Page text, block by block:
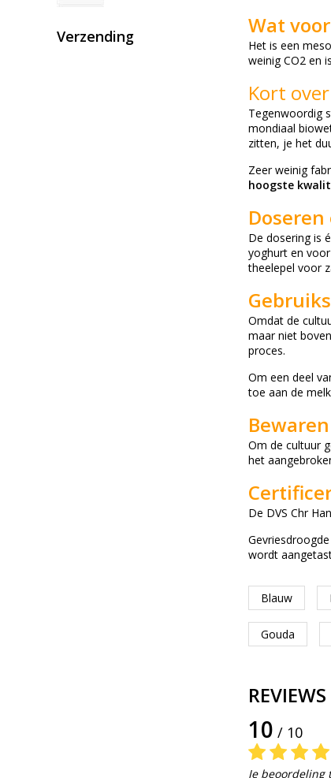
Verzending Wat
Het is een
weinig CO2 en
Kort
Tegenwoordig
mondiaal
zitten, je het
Zeer weinig
hoogste
De dosering is
yoghurt en
theelepel voor
Omdat de
maar niet
proces.
Om een ​​deel
toe aan de
Om de cultuur
het
De DVS Chr
wordt
Blauw
Gouda
REVIEWS
10 / 10
Je beoordeling